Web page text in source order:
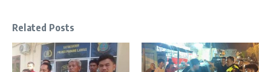
Related Posts